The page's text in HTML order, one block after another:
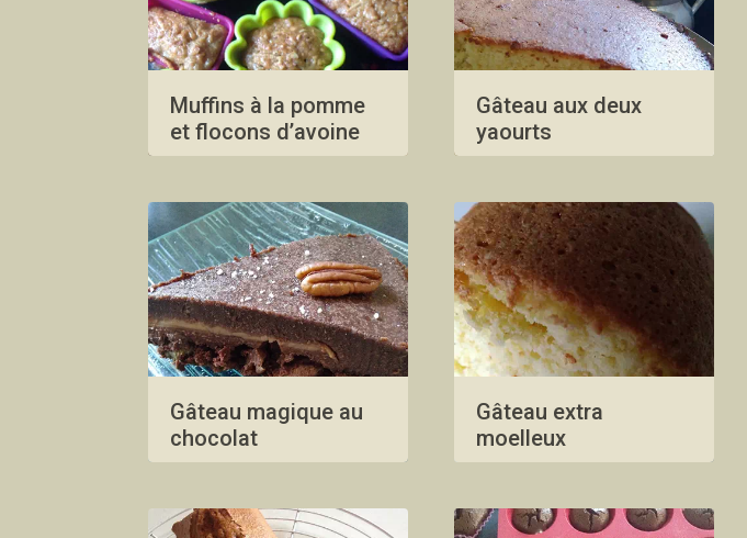
Muffins à la pomme
et flocons d’avoine
Gâteau aux deux
yaourts
Gâteau magique au
chocolat
Gâteau extra
moelleux